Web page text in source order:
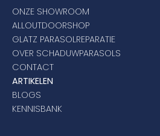
ONZE SHOWROOM
ALLOUTDOORSHOP
GLATZ PARASOLREPARATIE
OVER SCHADUWPARASOLS
CONTACT
ARTIKELEN
BLOGS
KENNISBANK